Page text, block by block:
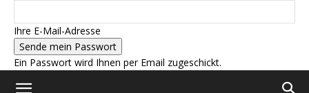
Ihre E-Mail-Adresse
Ein Passwort wird Ihnen per Email zugeschickt.